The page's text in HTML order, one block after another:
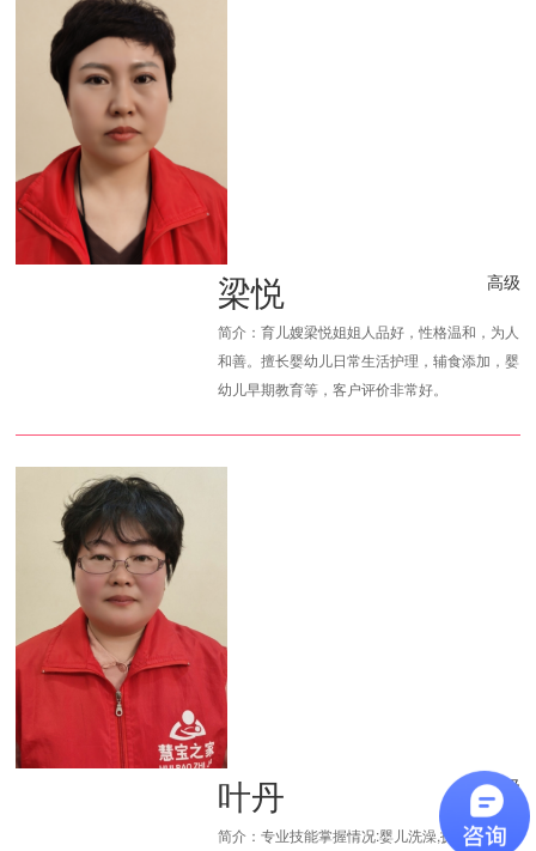
梁悦 高级
简介：育儿嫂梁悦姐姐人品好，性格温和，为人
和善。擅长婴幼儿日常生活护理，辅食添加，婴
幼儿早期教育等，客户评价非常好。
叶丹 高级
简介：专业技能掌握情况:婴儿洗澡,抚触，按摩,